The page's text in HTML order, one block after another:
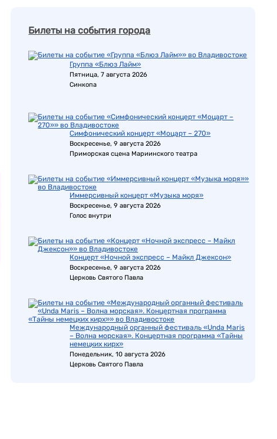
Билеты на события города
Группа «Блюз Лайм»
Пятница, 7 августа 2026
Синкопа
Симфонический концерт «Моцарт – 270»
Воскресенье, 9 августа 2026
Приморская сцена Мариинского театра
Иммерсивный концерт «Музыка моря»
Воскресенье, 9 августа 2026
Голос внутри
Концерт «Ночной экспресс – Майкл Джексон»
Воскресенье, 9 августа 2026
Церковь Святого Павла
Международный органный фестиваль «Unda Maris
– Волна морская». Концертная программа «Тайны
немецких кирх»
Понедельник, 10 августа 2026
Церковь Святого Павла